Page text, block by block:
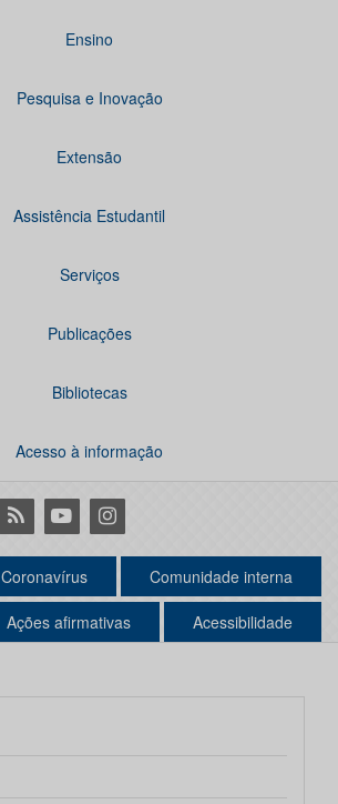
Ensino
Pesquisa e Inovação
Extensão
Assistência Estudantil
Serviços
Publicações
Bibliotecas
Acesso à informação
RSS YoutubeInstagram
Coronavírus Comunidade interna
Ações afirmativas Acessibilidade